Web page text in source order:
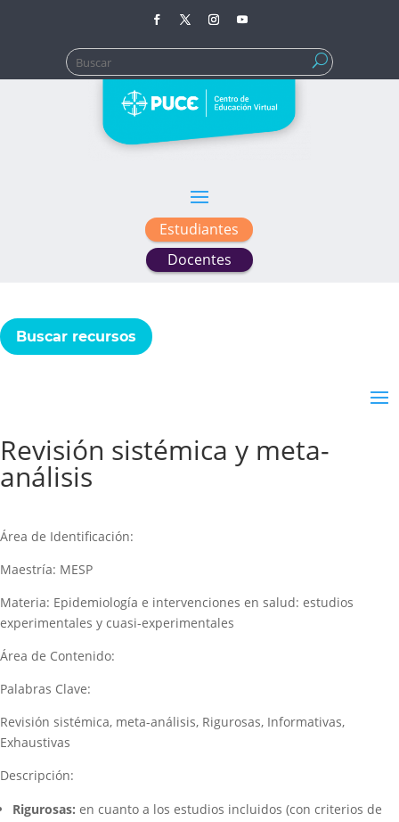
Buscar:
Estudiantes
Docentes
Buscar recursos
Revisión sistémica y meta-
análisis
Área de Identificación:
Maestría: MESP
Materia: Epidemiología e intervenciones en salud: estudios
experimentales y cuasi-experimentales
Área de Contenido:
Palabras Clave:
Revisión sistémica, meta-análisis, Rigurosas, Informativas,
Exhaustivas
Descripción:
Rigurosas: en cuanto a los estudios incluidos (con criterios de